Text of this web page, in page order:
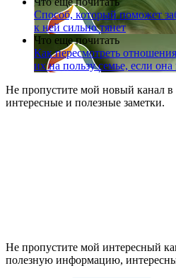
Способ, который поможет
к ней сильно тянет
Что еще почитать
Как пересмотреть
их на пользу семье, если
Не пропустите мой новый канал
интересные и полезные заметки.
Не пропустите мой интересный
полезную информацию,